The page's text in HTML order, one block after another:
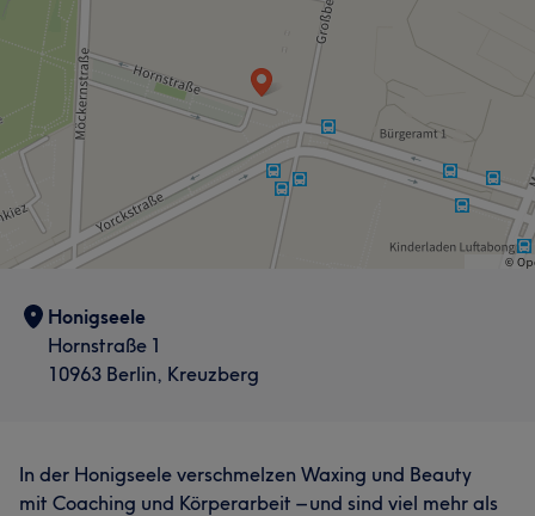
Was unsere Kunden über Jamilah sagen
Professionell 14 9
Freundlich
Honigseele
Hornstraße 1
10963 Berlin, Kreuzberg
In der Honigseele verschmelzen Waxing und Beauty
mit Coaching und Körperarbeit – und sind viel mehr als